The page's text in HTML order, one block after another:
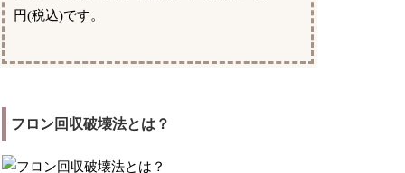
円(税込)です。
フロン回収破壊法とは？